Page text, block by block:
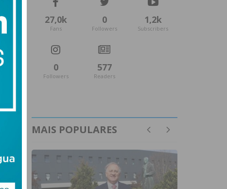
27,0k
Fans
0
Followers
1,2k
Subscribers
0
Followers
577
Readers
MAIS POPULARES